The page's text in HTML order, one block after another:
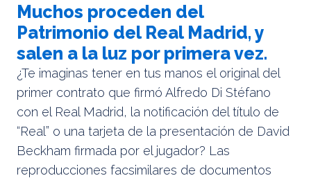
Muchos proceden del
Patrimonio del Real Madrid, y
salen a la luz por primera vez.
¿Te imaginas tener en tus manos el original del
primer contrato que firmó Alfredo Di Stéfano
con el Real Madrid, la notificación del título de
“Real” o una tarjeta de la presentación de David
Beckham firmada por el jugador? Las
reproducciones facsimilares de documentos